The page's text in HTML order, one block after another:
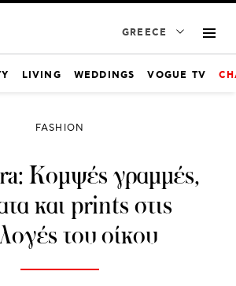
GREECE
LIVING WEDDINGS VOGUE TV
FASHION
Κομψές γραμμές,
και prints στις
του οίκου